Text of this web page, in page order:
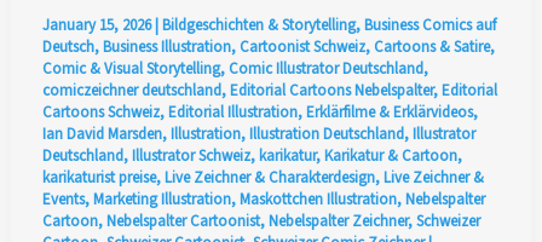
January 15, 2026 Bildgeschichten & Storytelling,Business Comics auf
Deutsch,Business Illustration, Cartoonist Schweiz, Cartoons & Satire,
Comic & Visual Storytelling, Comic Illustrator Deutschland,
comiczeichner deutschland,Editorial Cartoons Nebelspalter,Editorial
Cartoons Schweiz,Editorial Illustration,Erklärfilme & Erklärvideos,
Ian David Marsden,Illustration,Illustration Deutschland,Illustrator
Deutschland,Illustrator Schweiz,karikatur,Karikatur & Cartoon,
karikaturist preise,Live Zeichner & Charakterdesign,Live Zeichner &
Events,Marketing Illustration,Maskottchen Illustration,Nebelspalter
Cartoon,Nebelspalter Cartoonist,Nebelspalter Zeichner,Schweizer